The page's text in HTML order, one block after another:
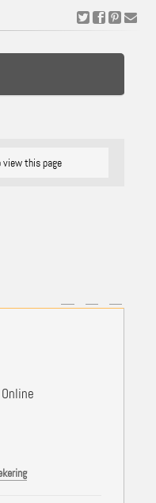
view this page
Online